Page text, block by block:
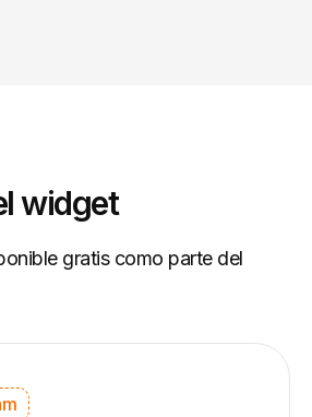
widget
gratis como parte del